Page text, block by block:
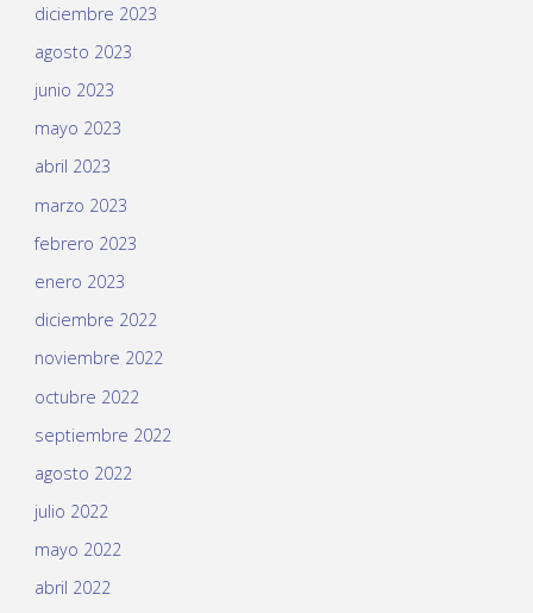
diciembre 2023
agosto 2023
junio 2023
mayo 2023
abril 2023
marzo 2023
febrero 2023
enero 2023
diciembre 2022
noviembre 2022
octubre 2022
septiembre 2022
agosto 2022
julio 2022
mayo 2022
abril 2022